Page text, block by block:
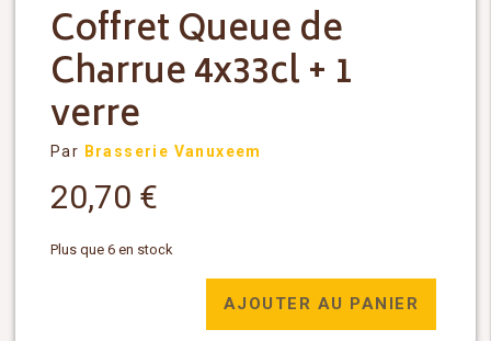
Coffret Queue de
Charrue 4x33cl + 1
verre
Par Brasserie Vanuxeem
20,70 €
Plus que 6 en stock
AJOUTER AU PANIER